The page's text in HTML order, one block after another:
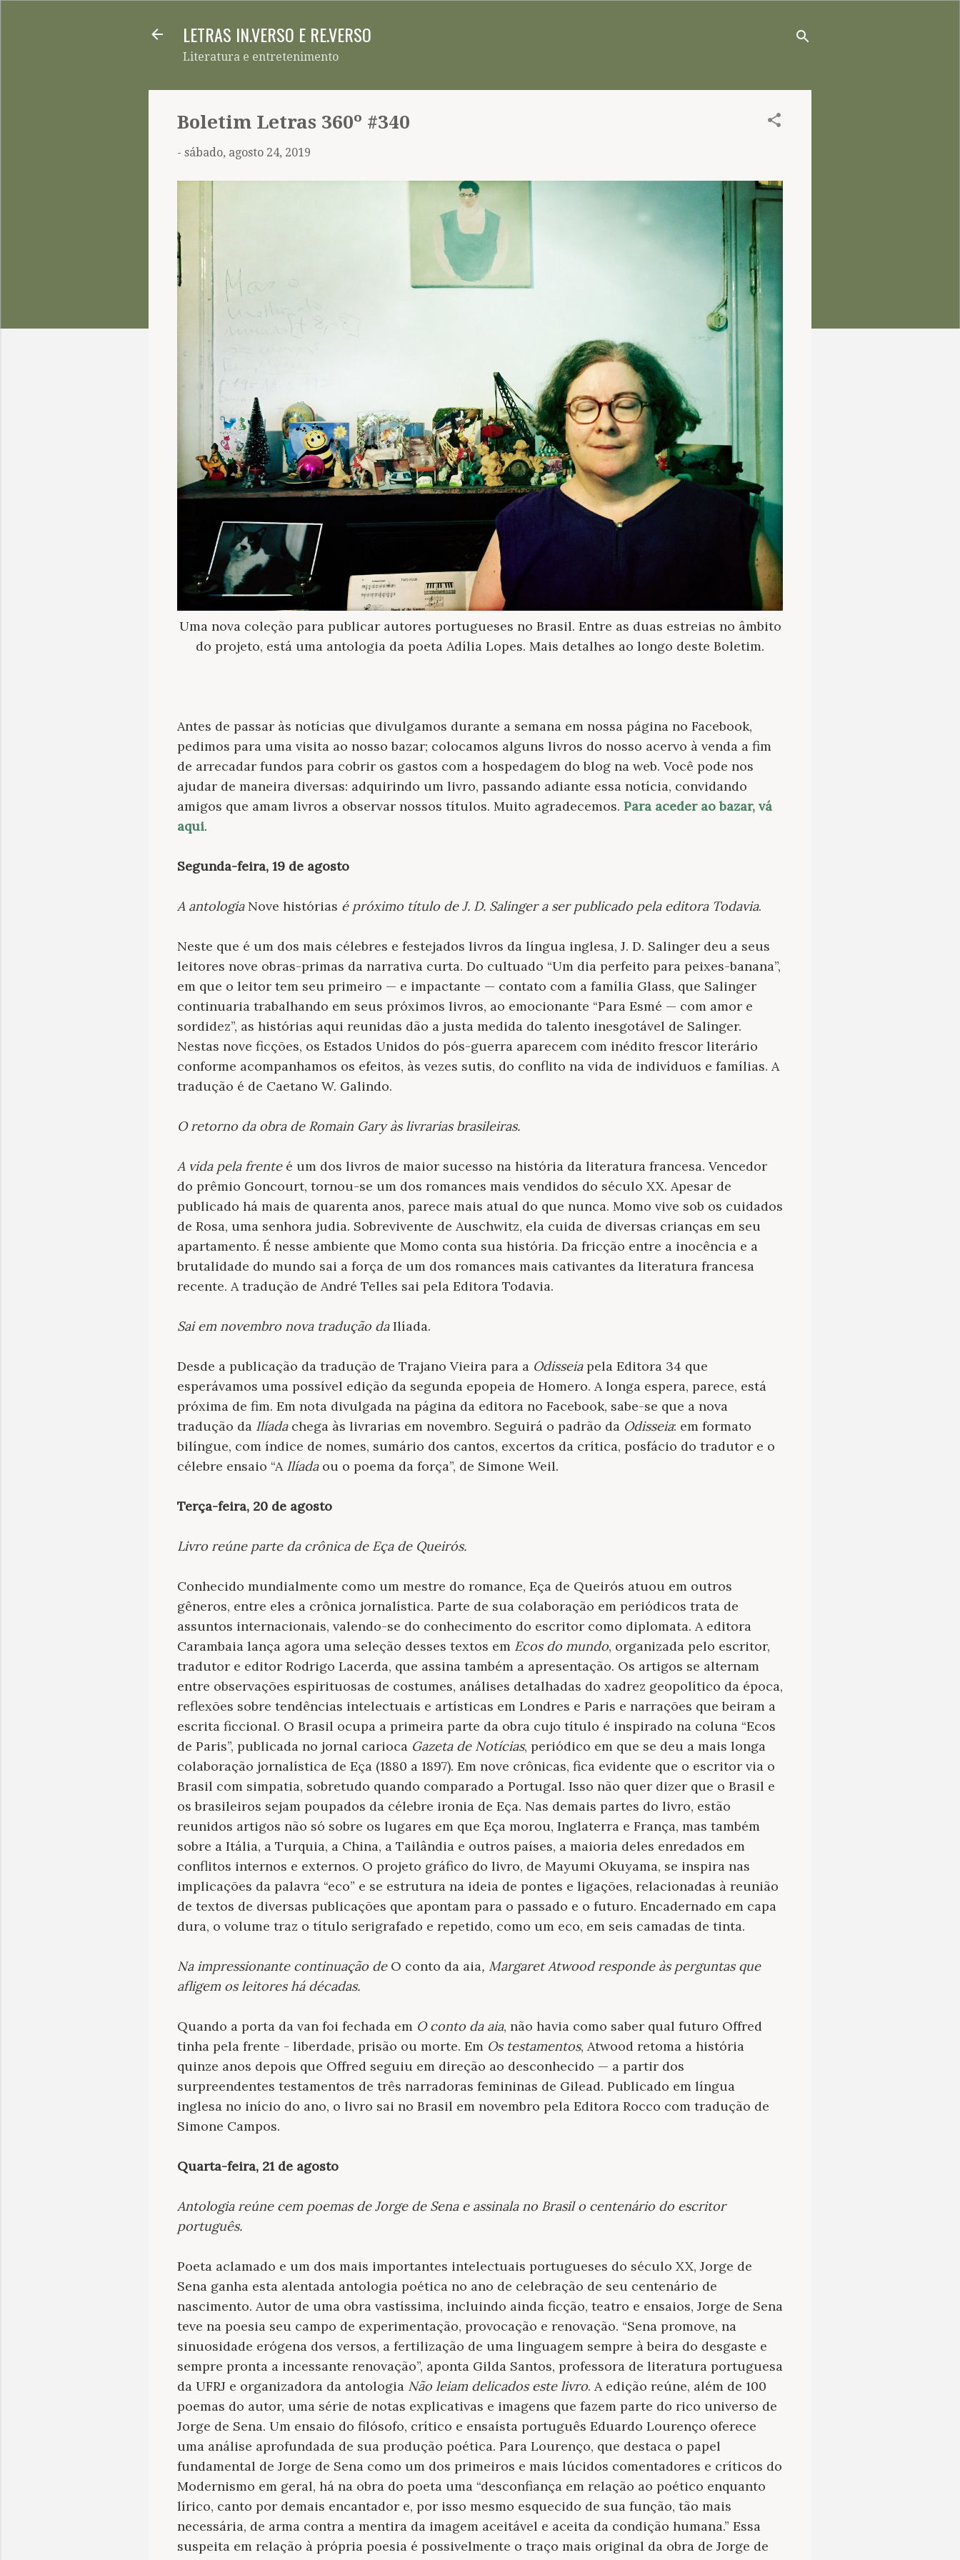
LETRAS IN.VERSO E RE.VERSO
Literatura e entretenimento
Boletim Letras 360º #340
- sábado, agosto 24, 2019
Uma nova coleção para publicar autores portugueses no Brasil. Entre as duas estreias no âmbito
do projeto, está uma antologia da poeta Adília Lopes. Mais detalhes ao longo deste Boletim.
Antes de passar às notícias que divulgamos durante a semana em nossa página no Facebook,
pedimos para uma visita ao nosso bazar; colocamos alguns livros do nosso acervo à venda a fim
de arrecadar fundos para cobrir os gastos com a hospedagem do blog na web. Você pode nos
ajudar de maneira diversas: adquirindo um livro, passando adiante essa notícia, convidando
amigos que amam livros a observar nossos títulos. Muito agradecemos. Para aceder ao bazar, vá
aqui.
Segunda-feira, 19 de agosto
A antologia Nove histórias é próximo título de J. D. Salinger a ser publicado pela editora Todavia.
Neste que é um dos mais célebres e festejados livros da língua inglesa, J. D. Salinger deu a seus
leitores nove obras-primas da narrativa curta. Do cultuado “Um dia perfeito para peixes-banana”,
em que o leitor tem seu primeiro — e impactante — contato com a família Glass, que Salinger
continuaria trabalhando em seus próximos livros, ao emocionante “Para Esmé — com amor e
sordidez”, as histórias aqui reunidas dão a justa medida do talento inesgotável de Salinger.
Nestas nove ficções, os Estados Unidos do pós-guerra aparecem com inédito frescor literário
conforme acompanhamos os efeitos, às vezes sutis, do conflito na vida de indivíduos e famílias. A
tradução é de Caetano W. Galindo.
O retorno da obra de Romain Gary às livrarias brasileiras.
A vida pela frenteé um dos livros de maior sucesso na história da literatura francesa. Vencedor
do prêmio Goncourt, tornou-se um dos romances mais vendidos do século XX. Apesar de
publicado há mais de quarenta anos, parece mais atual do que nunca. Momo vive sob os cuidados
de Rosa, uma senhora judia. Sobrevivente de Auschwitz, ela cuida de diversas crianças em seu
apartamento. É nesse ambiente que Momo conta sua história. Da fricção entre a inocência e a
brutalidade do mundo sai a força de um dos romances mais cativantes da literatura francesa
recente. A tradução de André Telles sai pela Editora Todavia.
Sai em novembro nova tradução daIlíada.
Desde a publicação da tradução de Trajano Vieira para a Odisseiapela Editora 34 que
esperávamos uma possível edição da segunda epopeia de Homero. A longa espera, parece, está
próxima de fim. Em nota divulgada na página da editora no Facebook, sabe-se que a nova
tradução da Ilíadachega às livrarias em novembro. Seguirá o padrão da Odisseia: em formato
bilíngue, com índice de nomes, sumário dos cantos, excertos da crítica, posfácio do tradutor e o
célebre ensaio “A Ilíadaou o poema da força”, de Simone Weil.
Terça-feira, 20 de agosto
Livro reúne parte da crônica de Eça de Queirós.
Conhecido mundialmente como um mestre do romance, Eça de Queirós atuou em outros
gêneros, entre eles a crônica jornalística. Parte de sua colaboração em periódicos trata de
assuntos internacionais, valendo-se do conhecimento do escritor como diplomata. A editora
Carambaia lança agora uma seleção desses textos em Ecos do mundo, organizada pelo escritor,
tradutor e editor Rodrigo Lacerda, que assina também a apresentação. Os artigos se alternam
entre observações espirituosas de costumes, análises detalhadas do xadrez geopolítico da época,
reflexões sobre tendências intelectuais e artísticas em Londres e Paris e narrações que beiram a
escrita ficcional. O Brasil ocupa a primeira parte da obra cujo título é inspirado na coluna “Ecos
de Paris”, publicada no jornal carioca Gazeta de Notícias, periódico em que se deu a mais longa
colaboração jornalística de Eça (1880 a 1897). Em nove crônicas, fica evidente que o escritor via o
Brasil com simpatia, sobretudo quando comparado a Portugal. Isso não quer dizer que o Brasil e
os brasileiros sejam poupados da célebre ironia de Eça. Nas demais partes do livro, estão
reunidos artigos não só sobre os lugares em que Eça morou, Inglaterra e França, mas também
sobre a Itália, a Turquia, a China, a Tailândia e outros países, a maioria deles enredados em
conflitos internos e externos. O projeto gráfico do livro, de Mayumi Okuyama, se inspira nas
implicações da palavra “eco” e se estrutura na ideia de pontes e ligações, relacionadas à reunião
de textos de diversas publicações que apontam para o passado e o futuro. Encadernado em capa
dura, o volume traz o título serigrafado e repetido, como um eco, em seis camadas de tinta.
Na impressionante continuação de O conto da aia, Margaret Atwood responde às perguntas que
afligem os leitores há décadas.
Quando a porta da van foi fechada em O conto da aia, não havia como saber qual futuro Offred
tinha pela frente - liberdade, prisão ou morte. Em Os testamentos, Atwood retoma a história
quinze anos depois que Offred seguiu em direção ao desconhecido — a partir dos
surpreendentes testamentos de três narradoras femininas de Gilead. Publicado em língua
inglesa no início do ano, o livro sai no Brasil em novembro pela Editora Rocco com tradução de
Simone Campos.
Quarta-feira, 21 de agosto
Antologia reúne cem poemas de Jorge de Sena e assinala no Brasil o centenário do escritor
português.
Poeta aclamado e um dos mais importantes intelectuais portugueses do século XX, Jorge de
Sena ganha esta alentada antologia poética no ano de celebração de seu centenário de
nascimento. Autor de uma obra vastíssima, incluindo ainda ficção, teatro e ensaios, Jorge de Sena
teve na poesia seu campo de experimentação, provocação e renovação. “Sena promove, na
sinuosidade erógena dos versos, a fertilização de uma linguagem sempre à beira do desgaste e
sempre pronta a incessante renovação”, aponta Gilda Santos, professora de literatura portuguesa
da UFRJ e organizadora da antologia Não leiam delicados este livro. A edição reúne, além de 100
poemas do autor, uma série de notas explicativas e imagens que fazem parte do rico universo de
Jorge de Sena. Um ensaio do filósofo, crítico e ensaísta português Eduardo Lourenço oferece
uma análise aprofundada de sua produção poética. Para Lourenço, que destaca o papel
fundamental de Jorge de Sena como um dos primeiros e mais lúcidos comentadores e críticos do
Modernismo em geral, há na obra do poeta uma “desconfiança em relação ao poético enquanto
lírico, canto por demais encantador e, por isso mesmo esquecido de sua função, tão mais
necessária, de arma contra a mentira da imagem aceitável e aceita da condição humana.” Essa
suspeita em relação à própria poesia é possivelmente o traço mais original da obra de Jorge de